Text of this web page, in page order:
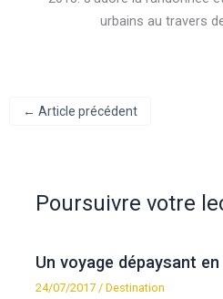
urbains au travers
← Article précédent
Poursuivre votre
Un voyage dépaysant
24/07/2017/Destination